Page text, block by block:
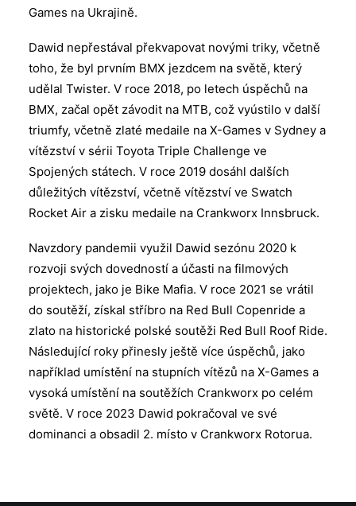
Games na Ukrajině.
Dawid nepřestával překvapovat novými triky, včetně
toho, že byl prvním BMX jezdcem na světě, který
udělal Twister. V roce 2018, po letech úspěchů na
BMX, začal opět závodit na MTB, což vyústilo v další
triumfy, včetně zlaté medaile na X-Games v Sydney a
vítězství v sérii Toyota Triple Challenge ve
Spojených státech. V roce 2019 dosáhl dalších
důležitých vítězství, včetně vítězství ve Swatch
Rocket Air a zisku medaile na Crankworx Innsbruck.
Navzdory pandemii využil Dawid sezónu 2020 k
rozvoji svých dovedností a účasti na filmových
projektech, jako je Bike Mafia. V roce 2021 se vrátil
do soutěží, získal stříbro na Red Bull Copenride a
zlato na historické polské soutěži Red Bull Roof Ride.
Následující roky přinesly ještě více úspěchů, jako
například umístění na stupních vítězů na X-Games a
vysoká umístění na soutěžích Crankworx po celém
světě. V roce 2023 Dawid pokračoval ve své
dominanci a obsadil 2. místo v Crankworx Rotorua.